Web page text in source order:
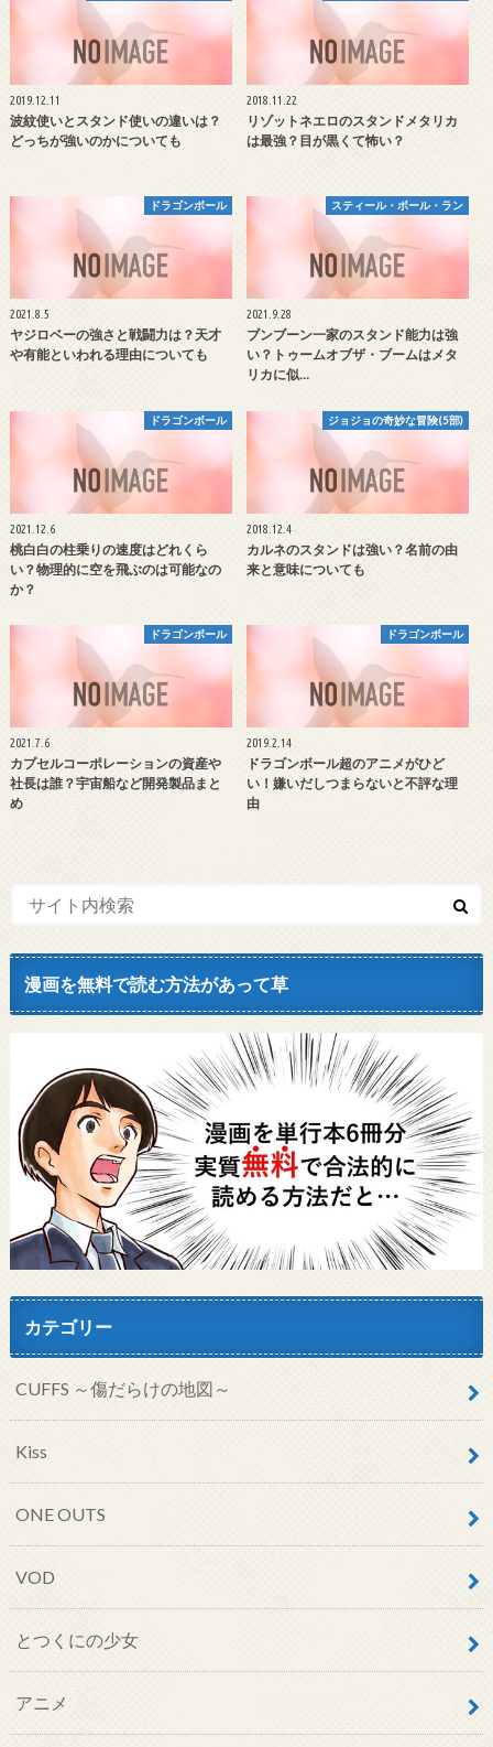
2019.12.11
波紋使いとスタンド使いの違いは？
どっちが強いのかについても
2018.11.22
リゾットネエロのスタンドメタリカ
は最強？目が黒くて怖い？
ドラゴンボール
2021.8.5
ヤジロベーの強さと戦闘力は？天才
や有能といわれる理由についても
スティール・ボール・ラン
2021.9.28
ブンブーン一家のスタンド能力は強
い？トゥームオブザ・ブームはメタ
リカに似…
ドラゴンボール
2021.12.6
桃白白の柱乗りの速度はどれくら
い？物理的に空を飛ぶのは可能なの
か？
ジョジョの奇妙な冒険(5部)
2018.12.4
カルネのスタンドは強い？名前の由
来と意味についても
ドラゴンボール
2021.7.6
カプセルコーポレーションの資産や
社長は誰？宇宙船など開発製品まと
め
ドラゴンボール
2019.2.14
ドラゴンボール超のアニメがひど
い！嫌いだしつまらないと不評な理
由
漫画を無料で読む方法があって草
カテゴリー
CUFFS ～傷だらけの地図～
Kiss
ONE OUTS
VOD
とつくにの少女
アニメ